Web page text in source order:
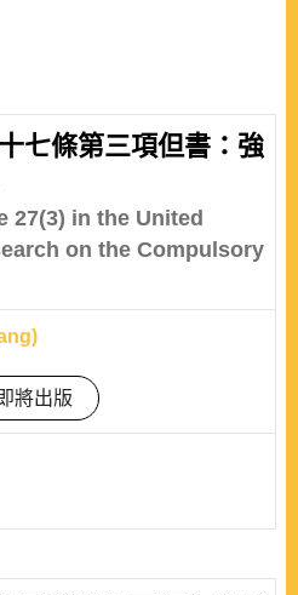
七條第三項但書：強
27(3) in the United
on the Compulsory
即將出版